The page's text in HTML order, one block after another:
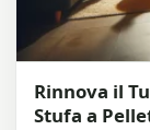
Rinnova il
Stufa a